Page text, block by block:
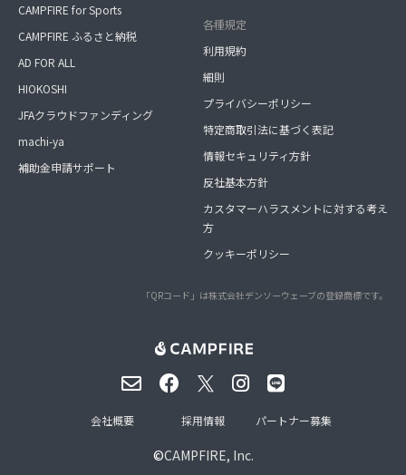
CAMPFIRE for Sports
CAMPFIRE ふるさと納税
AD FOR ALL
HIOKOSHI
JFAクラウドファンディング
machi-ya
補助金申請サポート
各種規定
利用規約
細則
プライバシーポリシー
特定商取引法に基づく表記
情報セキュリティ方針
反社基本方針
カスタマーハラスメントに対する考え
方
クッキーポリシー
「QRコード」は株式会社デンソーウェーブの登録商標です。
©CAMPFIRE, Inc.
会社概要 採用情報 パートナー募集